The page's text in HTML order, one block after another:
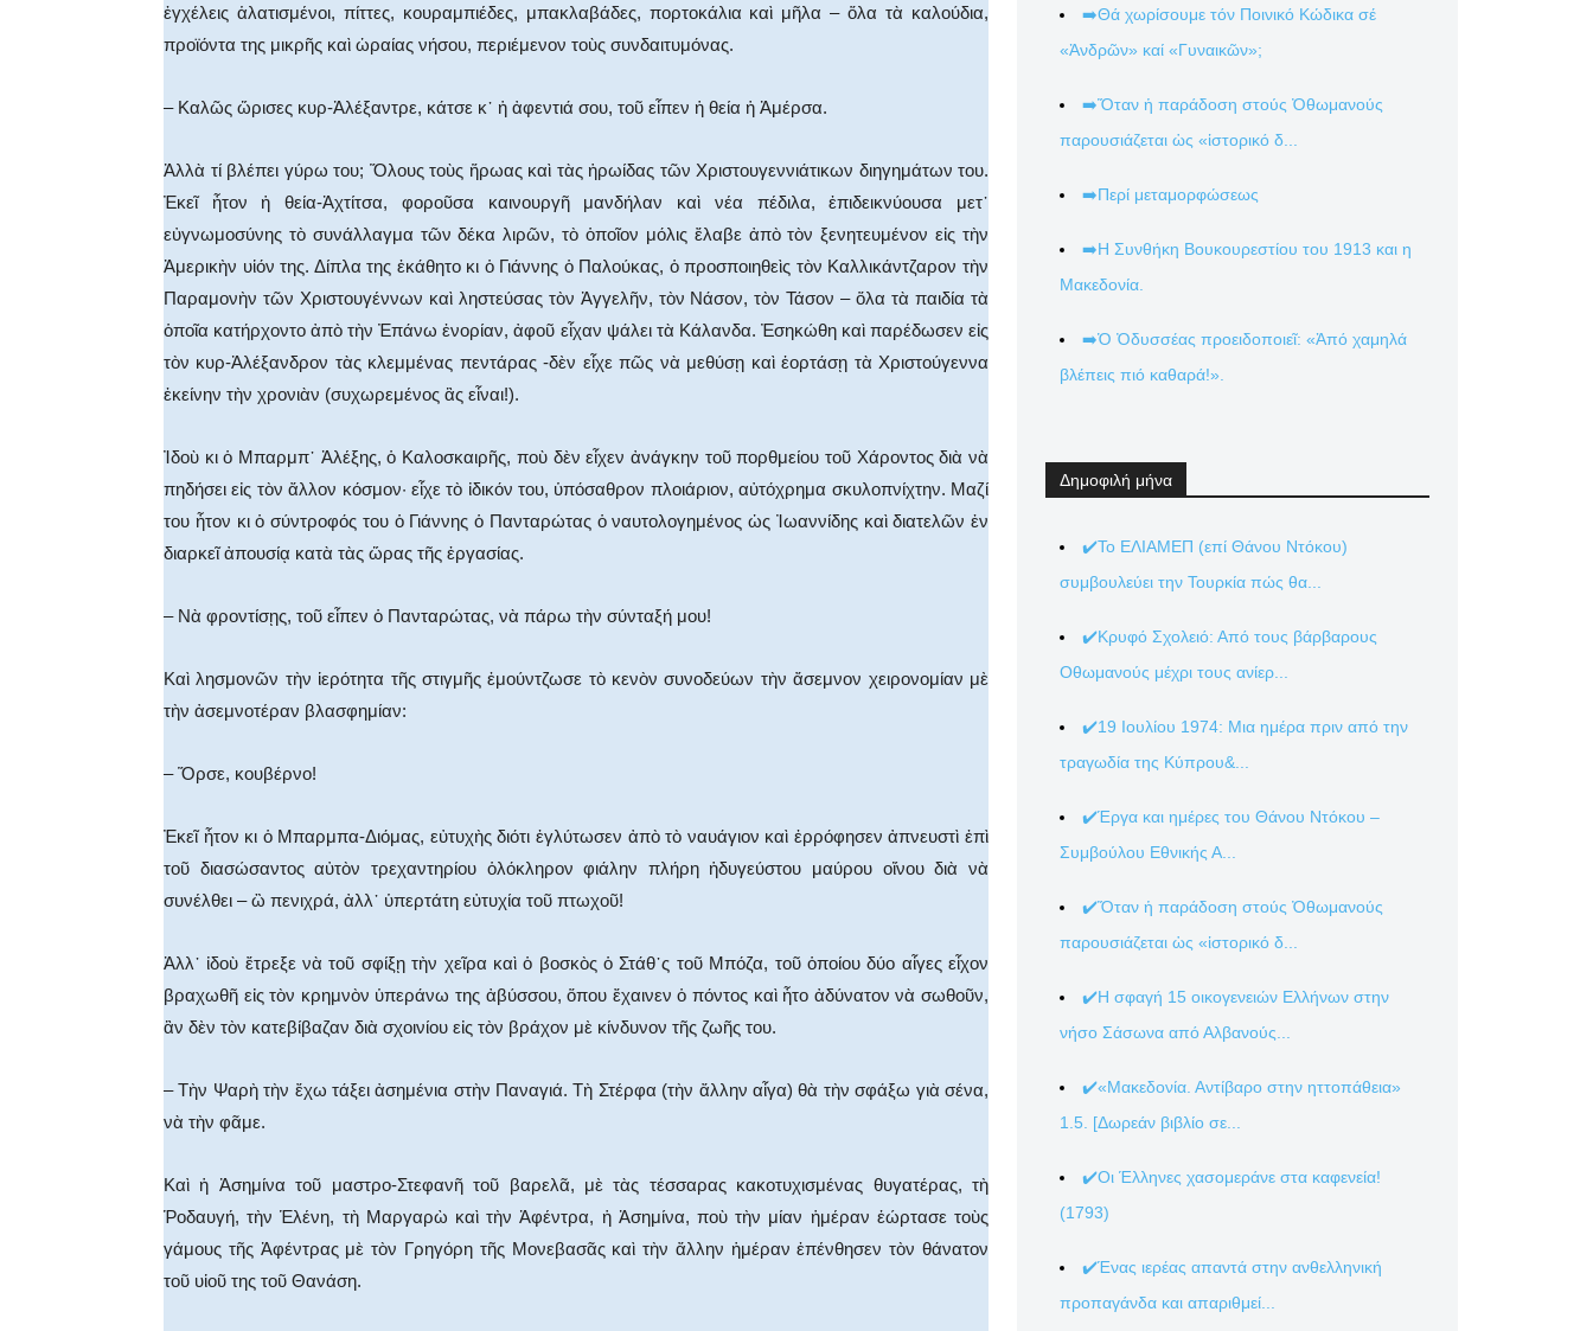
ἐγχέλεις ἁλατισμένοι, πίττες, κουραμπιέδες, μπακλαβάδες, πορτοκάλια καὶ μῆλα – ὅλα τὰ καλούδια,
προϊόντα της μικρῆς καὶ ὡραίας νήσου, περιέμενον τοὺς συνδαιτυμόνας.
– Καλῶς ὥρισες κυρ-Ἀλέξαντρε, κάτσε κ᾿ ἡ ἀφεντιά σου, τοῦ εἶπεν ἡ θεία ἡ Ἀμέρσα.
Ἀλλὰ τί βλέπει γύρω του; Ὅλους τοὺς ἥρωας καὶ τὰς ἡρωίδας τῶν Χριστουγεννιάτικων διηγημάτων του.
Ἐκεῖ ἦτον ἡ θεία-Ἀχτίτσα, φοροῦσα καινουργῆ μανδήλαν καὶ νέα πέδιλα, ἐπιδεικνύουσα μετ᾿
εὐγνωμοσύνης τὸ συνάλλαγμα τῶν δέκα λιρῶν, τὸ ὁποῖον μόλις ἔλαβε ἀπὸ τὸν ξενητευμένον εἰς τὴν
Ἀμερικὴν υἱόν της. Δίπλα της ἐκάθητο κι ὁ Γιάννης ὁ Παλούκας, ὁ προσποιηθεὶς τὸν Καλλικάντζαρον τὴν
Παραμονὴν τῶν Χριστουγέννων καὶ ληστεύσας τὸν Ἀγγελῆν, τὸν Νάσον, τὸν Τάσον – ὅλα τὰ παιδία τὰ
ὁποῖα κατήρχοντο ἀπὸ τὴν Ἐπάνω ἐνορίαν, ἀφοῦ εἶχαν ψάλει τὰ Κάλανδα. Ἐσηκώθη καὶ παρέδωσεν εἰς
τὸν κυρ-Ἀλέξανδρον τὰς κλεμμένας πεντάρας -δὲν εἶχε πῶς νὰ μεθύσῃ καὶ ἑορτάσῃ τὰ Χριστούγεννα
ἐκείνην τὴν χρονιὰν (συχωρεμένος ἂς εἶναι!).
Ἰδοὺ κι ὁ Μπαρμπ᾿ Ἀλέξης, ὁ Καλοσκαιρῆς, ποὺ δὲν εἶχεν ἀνάγκην τοῦ πορθμείου τοῦ Χάροντος διὰ νὰ
πηδήσει εἰς τὸν ἄλλον κόσμον· εἶχε τὸ ἰδικόν του, ὑπόσαθρον πλοιάριον, αὐτόχρημα σκυλοπνίχτην. Μαζί
του ἦτον κι ὁ σύντροφός του ὁ Γιάννης ὁ Πανταρώτας ὁ ναυτολογημένος ὡς Ἰωαννίδης καὶ διατελῶν ἐν
διαρκεῖ ἀπουσίᾳ κατὰ τὰς ὥρας τῆς ἐργασίας.
– Νὰ φροντίσῃς, τοῦ εἶπεν ὁ Πανταρώτας, νὰ πάρω τὴν σύνταξή μου!
Καὶ λησμονῶν τὴν ἱερότητα τῆς στιγμῆς ἐμούντζωσε τὸ κενὸν συνοδεύων τὴν ἄσεμνον χειρονομίαν μὲ
τὴν ἀσεμνοτέραν βλασφημίαν:
– Ὅρσε, κουβέρνο!
Ἐκεῖ ἦτον κι ὁ Μπαρμπα-Διόμας, εὐτυχὴς διότι ἐγλύτωσεν ἀπὸ τὸ ναυάγιον καὶ ἐρρόφησεν ἀπνευστὶ ἐπὶ
τοῦ διασώσαντος αὐτὸν τρεχαντηρίου ὁλόκληρον φιάλην πλήρη ἡδυγεύστου μαύρου οἴνου διὰ νὰ
συνέλθει – ὢ πενιχρά, ἀλλ᾿ ὑπερτάτη εὐτυχία τοῦ πτωχοῦ!
Ἀλλ᾿ ἰδοὺ ἔτρεξε νὰ τοῦ σφίξῃ τὴν χεῖρα καὶ ὁ βοσκὸς ὁ Στάθ᾿ς τοῦ Μπόζα, τοῦ ὁποίου δύο αἶγες εἶχον
βραχωθῆ εἰς τὸν κρημνὸν ὑπεράνω της ἀβύσσου, ὅπου ἔχαινεν ὁ πόντος καὶ ἦτο ἀδύνατον νὰ σωθοῦν,
ἂν δὲν τὸν κατεβίβαζαν διὰ σχοινίου εἰς τὸν βράχον μὲ κίνδυνον τῆς ζωῆς του.
– Τὴν Ψαρὴ τὴν ἔχω τάξει ἀσημένια στὴν Παναγιά. Τὴ Στέρφα (τὴν ἄλλην αἶγα) θὰ τὴν σφάξω γιὰ σένα,
νὰ τὴν φᾶμε.
Καὶ ἡ Ἀσημίνα τοῦ μαστρο-Στεφανῆ τοῦ βαρελᾶ, μὲ τὰς τέσσαρας κακοτυχισμένας θυγατέρας, τὴ
Ῥοδαυγή, τὴν Ἑλένη, τὴ Μαργαρὼ καὶ τὴν Ἀφέντρα, ἡ Ἀσημίνα, ποὺ τὴν μίαν ἡμέραν ἑώρτασε τοὺς
γάμους τῆς Ἀφέντρας μὲ τὸν Γρηγόρη τῆς Μονεβασᾶς καὶ τὴν ἄλλην ἡμέραν ἐπένθησεν τὸν θάνατον
τοῦ υἱοῦ της τοῦ Θανάση.
➡️Θά χωρίσουμε τόν Ποινικό Κώδικα σέ
«Ἀνδρῶν» καί «Γυναικῶν»;
➡️Ὅταν ἡ παράδοση στούς Ὀθωμανούς
παρουσιάζεται ὡς «ἱστορικό δ...
➡️Περί μεταμορφώσεως
➡️Η Συνθήκη Βουκουρεστίου του 1913 και η
Μακεδονία.
➡️Ὁ Ὀδυσσέας προειδοποιεῖ: «Ἀπό χαμηλά
βλέπεις πιό καθαρά!».
Δημοφιλή μήνα
✔️Το ΕΛΙΑΜΕΠ (επί Θάνου Ντόκου)
συμβουλεύει την Τουρκία πώς θα...
✔️Κρυφό Σχολειό: Από τους βάρβαρους
Οθωμανούς μέχρι τους ανίερ...
✔️19 Ιουλίου 1974: Μια ημέρα πριν από την
τραγωδία της Κύπρου&...
✔️Έργα και ημέρες του Θάνου Ντόκου –
Συμβούλου Εθνικής Α...
✔️Ὅταν ἡ παράδοση στούς Ὀθωμανούς
παρουσιάζεται ὡς «ἱστορικό δ...
✔️Η σφαγή 15 οικογενειών Ελλήνων στην
νήσο Σάσωνα από Αλβανούς...
✔️«Μακεδονία. Αντίβαρο στην ηττοπάθεια»
1.5. [Δωρεάν βιβλίο σε...
✔️Οι Έλληνες χασομεράνε στα καφενεία!
(1793)
✔️Ένας ιερέας απαντά στην ανθελληνική
προπαγάνδα και απαριθμεί...